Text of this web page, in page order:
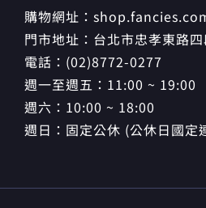
購物網址：
門市地址：台北市忠孝東路
電話：(02)8772-0277
週一至週五：11:00 ~ 19:00
週六：10:00 ~ 18:00
週日：固定公休 (公休日國定